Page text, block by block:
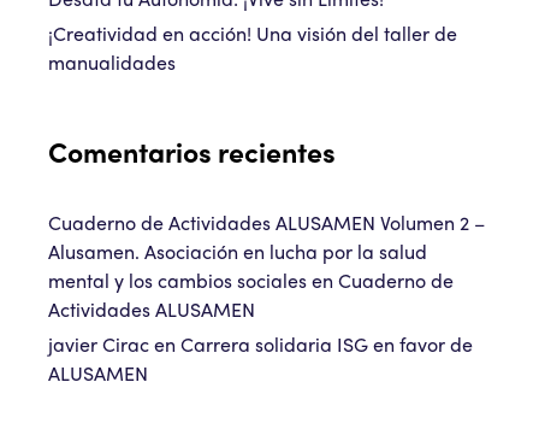
¡Creatividad en acción! Una visión del taller de
manualidades
Comentarios recientes
Cuaderno de Actividades ALUSAMEN Volumen 2 –
Alusamen. Asociación en lucha por la salud
mental y los cambios socialesen Cuaderno de
Actividades ALUSAMEN
javier Ciracen Carrera solidaria ISG en favor de
ALUSAMEN